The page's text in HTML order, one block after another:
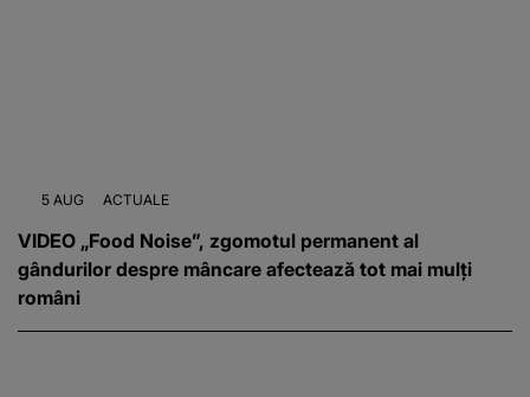
5 AUG ACTUALE
VIDEO „Food Noise”, zgomotul permanent al
gândurilor despre mâncare afectează tot mai mulți
români